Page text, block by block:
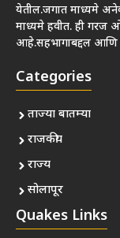
येतील.जगात माध्यमे अनेक
माध्यमे हवीत. ही गरज
आहे.सहभागाबद्दल आणि
Categories
ताज्या बातम्या
राजकीय
राज्य
सोलापूर
Quakes Links